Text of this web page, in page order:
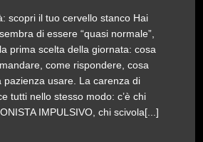
scopri il tuo cervello stanco Hai
di essere “quasi normale”,
prima scelta della giornata: cosa
come rispondere, cosa
pazienza usare. La carenza di
tutti nello stesso modo: c’è chi
IMPULSIVO, chi scivola[...]